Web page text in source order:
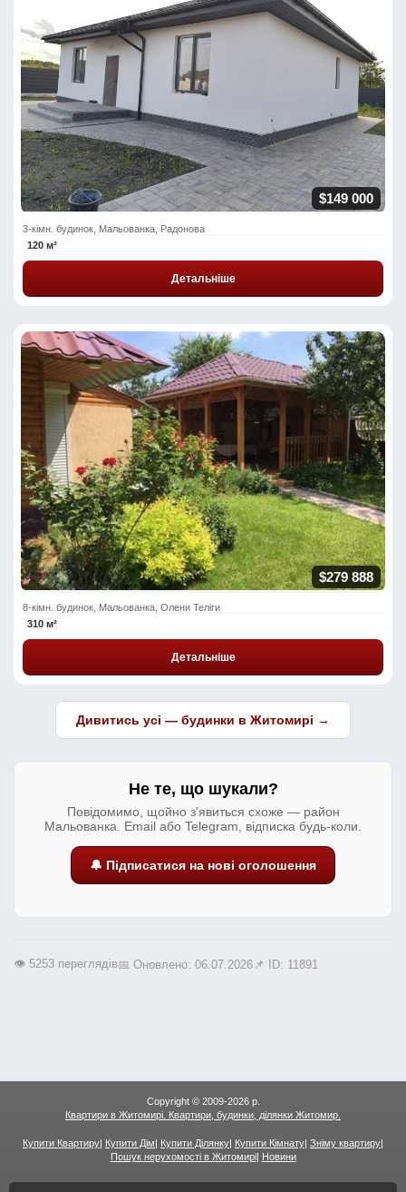
$149 000
3-кімн. будинок, Мальованка, Радонова
120 м²
Детальніше
$279 888
8-кімн. будинок, Мальованка, Олени Теліги
310 м²
Детальніше
Дивитись усі — будинки в Житомирі →
Не те, що шукали?
Повідомимо, щойно з'явиться схоже — район
Мальованка. Email або Telegram, відписка будь-коли.
🔔 Підписатися на нові оголошення
👁️ 5253 переглядів📅 Оновлено: 06.07.2026📌 ID: 11891
Copyright © 2009-2026 р.
Квартири в Житомирі. Квартири, будинки, ділянки Житомир.
Купити Квартиру| Купити Дім| Купити Ділянку| Купити Кімнату| Зніму квартиру|
Пошук нерухомості в Житомирі| Новини